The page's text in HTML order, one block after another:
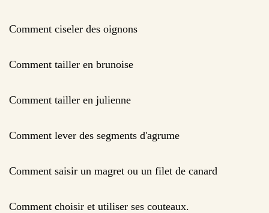
Comment ciseler des oignons
Comment tailler en brunoise
Comment tailler en julienne
Comment lever des segments d'agrume
Comment saisir un magret ou un filet de canard
Comment choisir et utiliser ses couteaux.